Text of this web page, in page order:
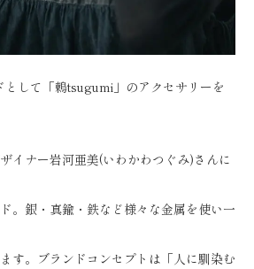
として「鶫tsugumi」のアクセサリーを
イナー岩河亜美(いわかわつぐみ)さんに
。銀・真鍮・鉄など様々な金属を使い一
す。ブランドコンセプトは「人に馴染む